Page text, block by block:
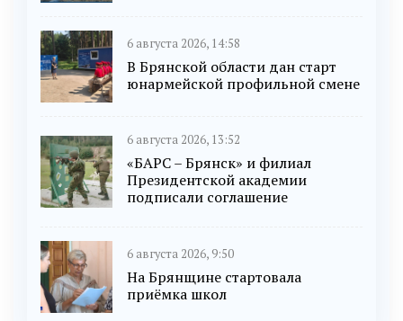
6 августа 2026, 14:58
В Брянской области дан старт
юнармейской профильной смене
6 августа 2026, 13:52
«БАРС – Брянск» и филиал
Президентской академии
подписали соглашение
6 августа 2026, 9:50
На Брянщине стартовала
приёмка школ